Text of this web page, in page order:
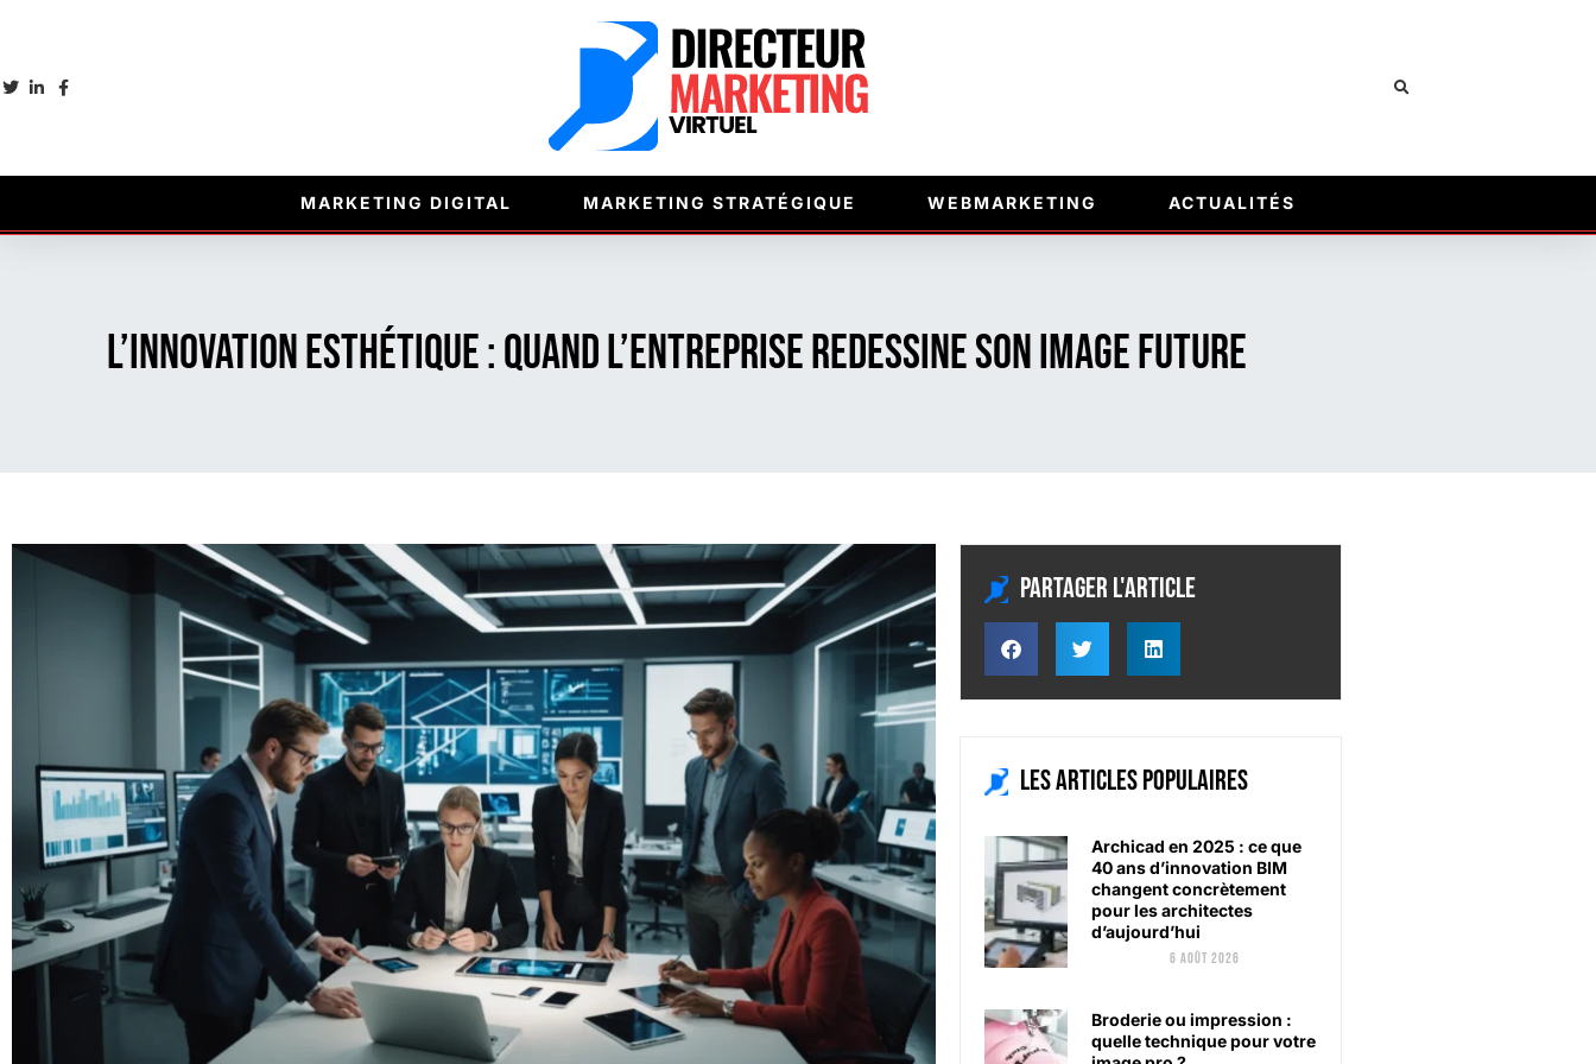
MARKETING DIGITAL MARKETING STRATÉGIQUE WEBMARKETING ACTUALITÉS
L’innovation esthétique : quand l’entreprise redessine son image future
Partager l'article
Les articles populaires
Archicad en 2025 : ce que
40 ans d’innovation BIM
changent concrètement
pour les architectes
d’aujourd’hui
6 août 2026
Broderie ou impression :
quelle technique pour votre